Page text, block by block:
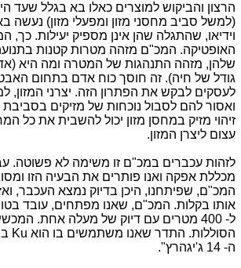
הרצון והביקוש למוצרים כאלו בא בגלל שעד
(למשל סביב מחסני מזון ומפעלי מזון) נעשה
וידיאו, שהתגלה שהן אינן מספיק יעילות.
האופטיקה. המכ"ם מזהה מטרות קטנות
שלהן, מזהה התנהגות של המטרה ומה היא
גודל של חיה). זה חוסך כוח אדם בתחום
לעסקים לבקש את הפתרון הזה. יצרני המזון,
ואסור להם לסבול נוכחות של מזיקים בסביבת
זיהוי מזיק במחסן מזון יכול להשבית את כל
עצום ליצרן המזון.
לזהות עכברים במכ"ם זו משימה לא פשוטה.
מכללת אפקה ואנו פותרים את הבעיה הזו
המכ"ם, שפיתחנו, היכן בדיוק נמצא העכבר, ואז
ה- 14 ג'יגהרץ".